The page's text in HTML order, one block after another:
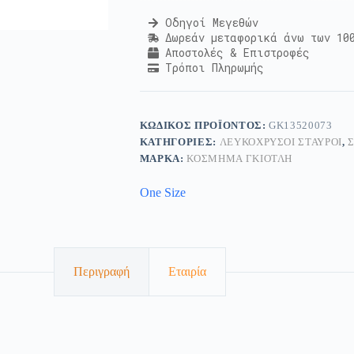
Οδηγοί Μεγεθών
Δωρεάν μεταφορικά άνω των
Αποστολές & Επιστροφές
Τρόποι Πληρωμής
ΚΩΔΙΚΌΣ ΠΡΟΪΌΝΤΟΣ:GK13520073
ΚΑΤΗΓΟΡΊΕΣ: ΛΕΥΚΌΧΡΥΣΟΙ ΣΤΑΥΡΟΊ,
ΜΆΡΚΑ:ΚΟΣΜΗΜΑ ΓΚΙΟΤΛΗ
One Size
Περιγραφή Εταιρία